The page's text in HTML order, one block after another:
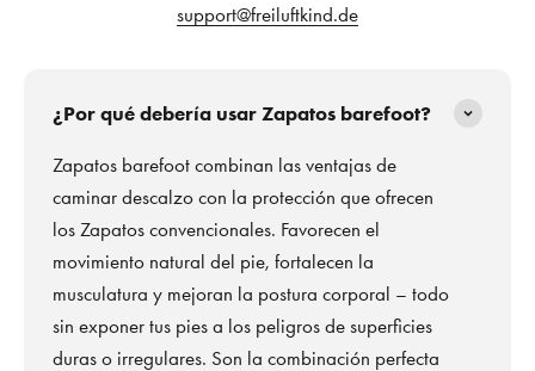
support@freiluftkind.de
¿Por qué debería usar Zapatos barefoot?
Zapatos barefoot combinan las ventajas de
caminar descalzo con la protección que ofrecen
los Zapatos convencionales. Favorecen el
movimiento natural del pie, fortalecen la
musculatura y mejoran la postura corporal – todo
sin exponer tus pies a los peligros de superficies
duras o irregulares. Son la combinación perfecta